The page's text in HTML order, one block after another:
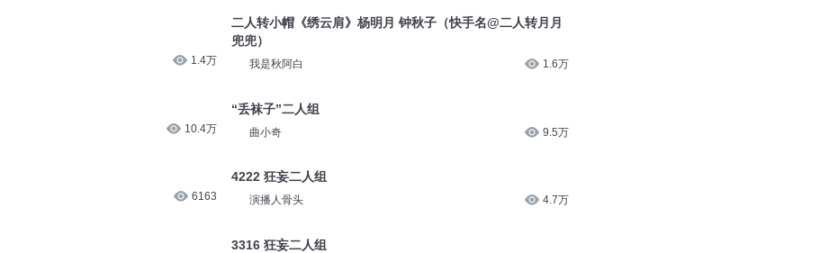
1.4万
10.4万
6163
二人转小帽《绣云肩》杨明月 钟秋子（快手名@二人转月月
兜兜）
我是秋阿白 1.6万
“丢袜子”二人组
曲小奇 9.5万
4222 狂妄二人组
演播人骨头 4.7万
3316 狂妄二人组